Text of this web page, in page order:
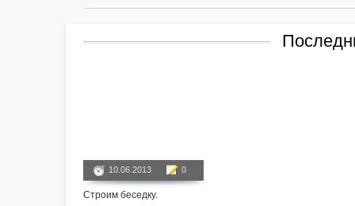
10.06.2013 0
Строим беседку.